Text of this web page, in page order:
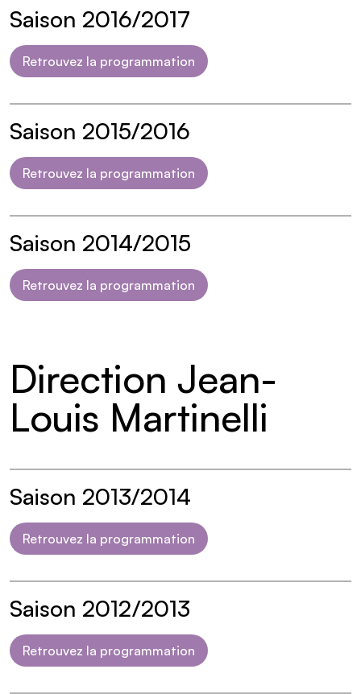
Saison 2016/2017
Retrouvez la programmation
Saison 2015/2016
Retrouvez la programmation
Saison 2014/2015
Retrouvez la programmation
Direction Jean-
Louis Martinelli
Saison 2013/2014
Retrouvez la programmation
Saison 2012/2013
Retrouvez la programmation